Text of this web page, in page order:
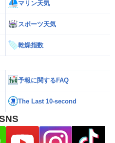
マリン天気
スポーツ天気
乾燥指数
予報に関するFAQ
The Last 10-second